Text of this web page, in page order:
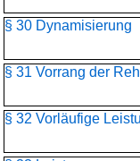
§ 30 Dynamisierung
§ 31 Vorrang der
§ 32 Vorläufige